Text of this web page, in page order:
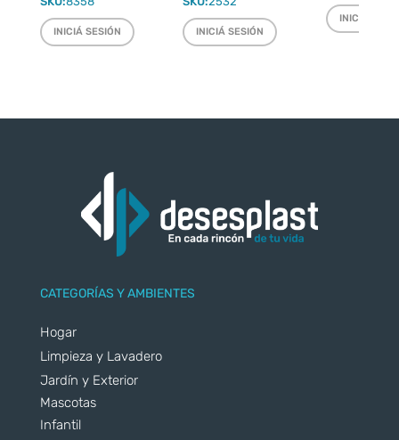
INICIÁ SESIÓN INICIÁ SESIÓN
INICIÁ
CATEGORÍAS Y AMBIENTES
Hogar
Limpieza y Lavadero
Jardín y Exterior
Mascotas
Infantil